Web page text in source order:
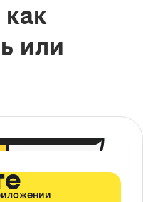
или